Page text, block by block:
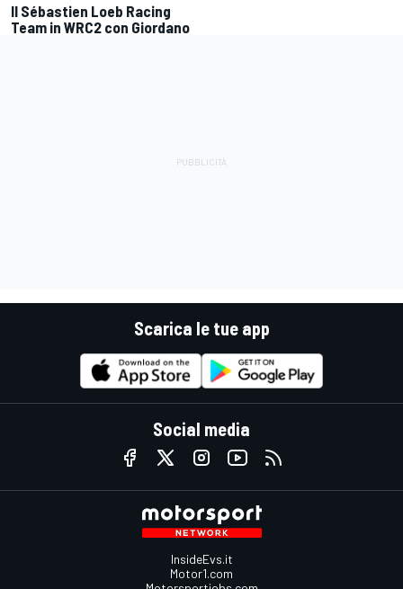
Il Sébastien Loeb Racing
Team in WRC2 con Giordano
Scarica le tue app
Social media
InsideEvs.it
Motor1.com